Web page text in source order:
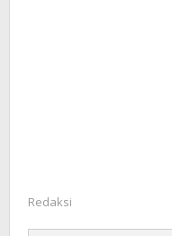
Redaksi